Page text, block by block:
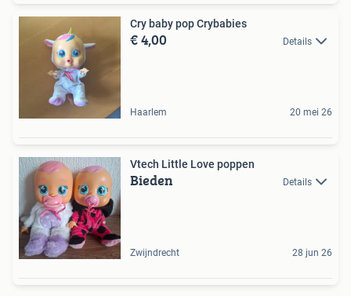
Cry baby pop Crybabies
€ 4,00 Details
Haarlem 20 mei 26
Vtech Little Love poppen
Bieden Details
Zwijndrecht 28 jun 26